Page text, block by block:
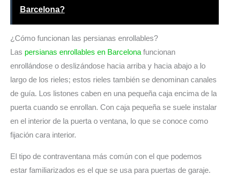
Barcelona?
¿Cómo funcionan las persianas enrollables?
Las persianas enrollables en Barcelona funcionan
enrollándose o deslizándose hacia arriba y hacia abajo a lo
largo de los rieles; estos rieles también se denominan canales
de guía. Los listones caben en una pequeña caja encima de la
puerta cuando se enrollan. Con caja pequeña se suele instalar
en el interior de la puerta o ventana, lo que se conoce como
fijación cara interior.
El tipo de contraventana más común con el que podemos
estar familiarizados es el que se usa para puertas de garaje.